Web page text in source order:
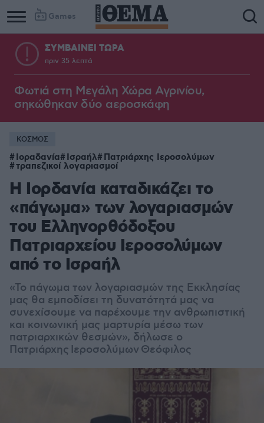
Games
ΣΥΜΒΑΙΝΕΙ ΤΩΡΑ
πριν 35 λεπτά
Φωτιά στη Μεγάλη Χώρα Αγρινίου,
σηκώθηκαν δύο αεροσκάφη
ΚΟΣΜΟΣ
Ιοραδανία Ισραήλ Πατριάρχης Ιεροσολύμων
τραπεζικοί λογαριασμοί
Η Ιορδανία καταδικάζει το
«πάγωμα» των λογαριασμών
του Ελληνορθόδοξου
Πατριαρχείου Ιεροσολύμων
από το Ισραήλ
«Το πάγωμα των λογαριασμών της Εκκλησίας
μας θα εμποδίσει τη δυνατότητά μας να
συνεχίσουμε να παρέχουμε την ανθρωπιστική
και κοινωνική μας μαρτυρία μέσω των
πατριαρχικών θεσμών», δήλωσε ο
Πατριάρχης Ιεροσολύμων Θεόφιλος